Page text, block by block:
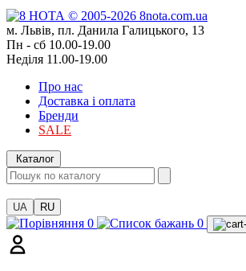
м. Львів, пл. Данила Галицького, 13
Пн - сб 10.00-19.00
Неділя 11.00-19.00
Про нас
Доставка і оплата
Бренди
SALE
Каталог
UA RU
0 0